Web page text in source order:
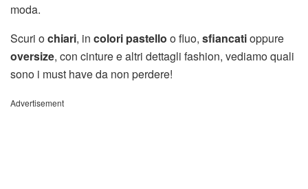
moda.
Scuri ochiari, in colori pastello o fluo, sfiancatioppure
oversize, con cinture e altri dettagli fashion, vediamo quali
sono i must have da non perdere!
Advertisement